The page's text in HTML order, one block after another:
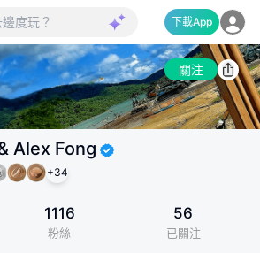
下載App
關注
Alex Fong
+34
1116
粉絲
56
已關注